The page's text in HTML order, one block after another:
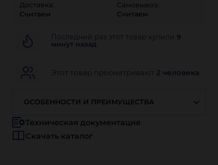
Доставка:
Считаем
Самовывоз:
Считаем
Последний раз этот товар купили 9
минут назад
Этот товар просматривают 2 человека
ОСОБЕННОСТИ И ПРЕИМУЩЕСТВА
Техническая документация
Скачать каталог